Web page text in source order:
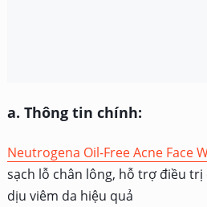
a. Thông tin chính:
Neutrogena Oil-Free Acne Face
sạch lỗ chân lông, hỗ trợ điều trị
dịu viêm da hiệu quả